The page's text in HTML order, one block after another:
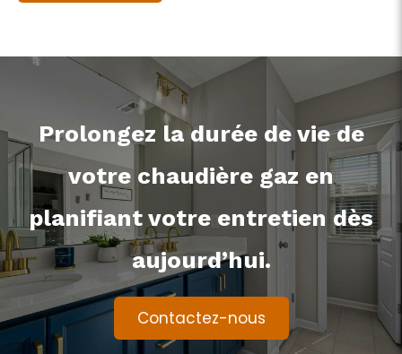
Prolongez la durée de vie de
votre chaudière gaz en
planifiant votre entretien dès
aujourd’hui.
Contactez-nous